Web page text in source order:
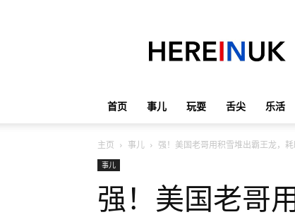
首页 事儿 玩耍 舌尖 乐活
主页 事儿 强！美国老哥用积雪堆出霸王龙，
事儿
强！美国老哥